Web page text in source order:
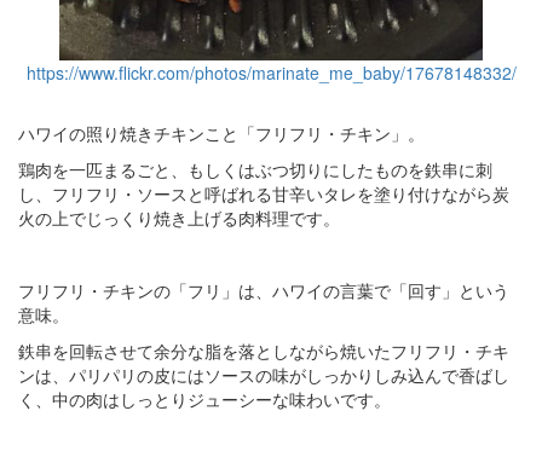
https://www.flickr.com/photos/marinate_me_baby/17678148332/
ハワイの照り焼きチキンこと「フリフリ・チキン」。
鶏肉を一匹まるごと、もしくはぶつ切りにしたものを鉄串に刺
し、フリフリ・ソースと呼ばれる甘辛いタレを塗り付けながら炭
火の上でじっくり焼き上げる肉料理です。
フリフリ・チキンの「フリ」は、ハワイの言葉で「回す」という
意味。
鉄串を回転させて余分な脂を落としながら焼いたフリフリ・チキ
ンは、パリパリの皮にはソースの味がしっかりしみ込んで香ばし
く、中の肉はしっとりジューシーな味わいです。